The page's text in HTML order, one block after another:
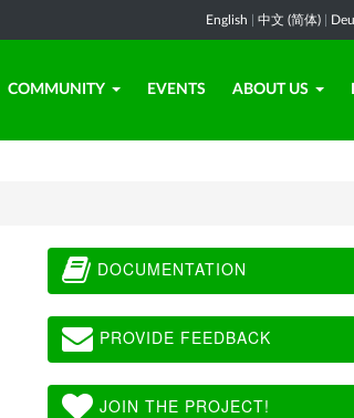
English 中文 (简体)
COMMUNITY EVENTS ABOUT US
DOCUMENTATION
PROVIDE FEEDBACK
JOIN THE PROJECT!